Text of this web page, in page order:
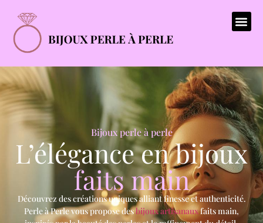
Bijoux perle à perle
L’élégance en bijoux
faits main
Découvrez des créations uniques alliant finesse et authenticité.
Perle à Perle vous propose desbijoux artisanauxfaits main,